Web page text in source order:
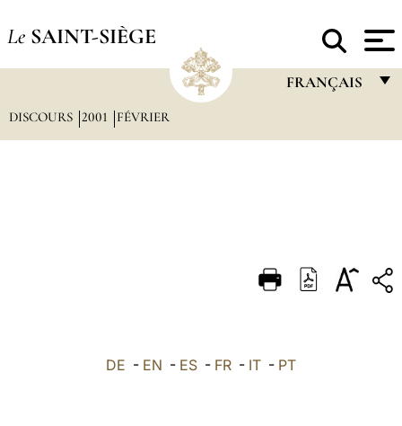
Le SAINT-SIÈGE
FRANÇAIS
DEUTSCH
العربيّة
DISCOURS 2001 FÉVRIER
DE - EN - ES - FR - IT - PT